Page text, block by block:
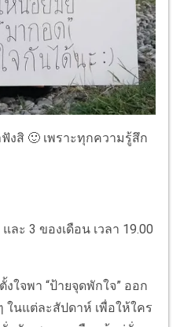
งสิ 🙂 เพราะทุกความรู้สึก
ะ 3 ของเดือน เวลา 19.00
ใจพา “ป้ายจุดพักใจ” ออก
ในแต่ละสัปดาห์ เพื่อให้ใคร